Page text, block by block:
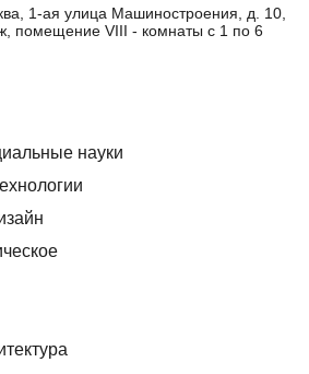
1-ая улица Машиностроения, д. 10,
помещение VIII - комнаты с 1 по 6
науки